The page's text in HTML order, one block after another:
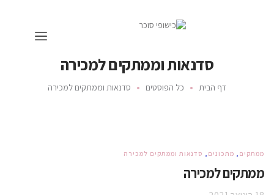
סדנאות וממתקים למכירה
דף הבית כל הפוסטים סדנאות וממתקים למכירה
ממתקים , מתכונים , סדנאות וממתקים למכירה
ממתקים למכירה